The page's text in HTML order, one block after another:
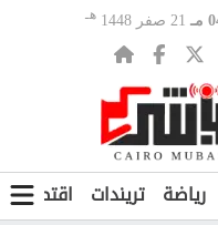
21 صفر 1448 هـ
رياضة تريندات اقتصاد